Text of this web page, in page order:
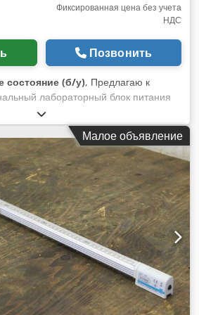
Фиксированная цена без учета
НДС
Позвонить
состояние (б/у), Предлагаю к
лабораторный блок питания
предназначенный для
использования в лабораториях,
и для тестирования электронных
проверено и находится в полностью
двумя независимо
0–30 В / 3 А, а также
выходом 5 В / 3 А
питания имеет цифровые дисплеи
напряжения и тока. Корпус
использования, которые можно
Продается в том состоянии, в
на фотографиях. Технические
CH. BEHA GmbH •
Напряжение питания: 230 В
Малое объявление